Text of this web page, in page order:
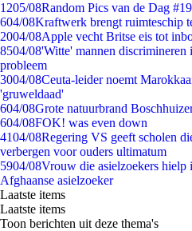
1205/08Random Pics van de Dag
604/08Kraftwerk brengt ruimteschip
2004/08Apple vecht Britse eis tot
8504/08'Witte' mannen discrimineren
probleem
3004/08Ceuta-leider noemt
'gruweldaad'
604/08Grote natuurbrand
604/08FOK! was even down
4104/08Regering VS geeft scholen
verbergen voor ouders ultimatum
5904/08Vrouw die asielzoekers hielp
Afghaanse asielzoeker
Laatste items
Laatste items
Toon berichten uit deze thema's